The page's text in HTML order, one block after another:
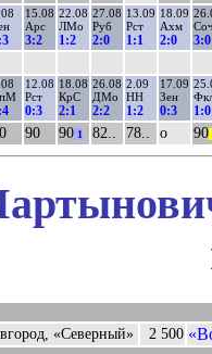
15.08
Арс
3:2
22.08
ЛМо
1:2
27.08
Руб
2:0
13.09
Рст
1:1
18.09
Ахм
2:0 3:0
12.08
Рст
0:3
18.08
КрС
2:1
26.08
ДМо
2:2
2.09
НН
1:2
17.09
Зен
0:3 1:0
90 90 1 82.. 78.. о 90
«Северный» 2 500